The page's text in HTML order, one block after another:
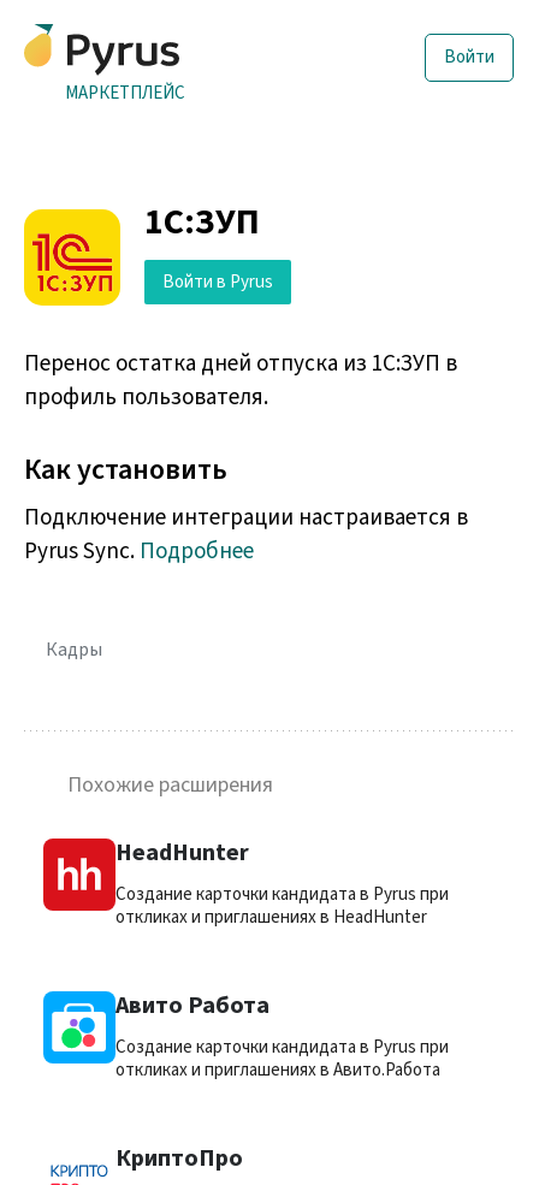
МАРКЕТПЛЕЙС
Войти
1С:ЗУП
Войти в Pyrus
Перенос остатка дней отпуска из 1С:ЗУП в
профиль пользователя.
Как установить
Подключение интеграции настраивается в
Pyrus Sync. Подробнее
Кадры
Похожие расширения
HeadHunter
Создание карточки кандидата в Pyrus при
откликах и приглашениях в HeadHunter
Авито Работа
Создание карточки кандидата в Pyrus при
откликах и приглашениях в Авито.Работа
КриптоПро